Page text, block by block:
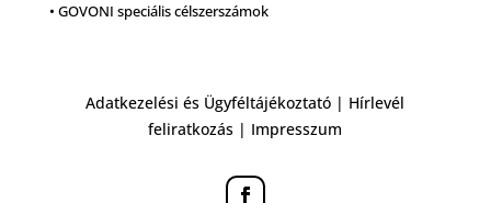
• GOVONI speciális célszerszámok
Adatkezelési és Ügyféltájékoztató | Hírlevél
feliratkozás | Impresszum